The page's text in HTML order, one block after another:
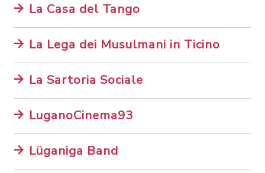
La Casa del Tango
La Lega dei Musulmani in Ticino
La Sartoria Sociale
LuganoCinema93
Lüganiga Band